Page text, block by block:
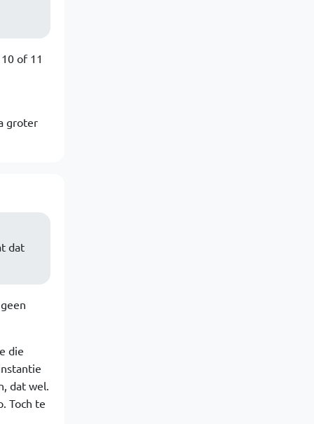
of 11
groter
dat
die
dat wel.
Toch te